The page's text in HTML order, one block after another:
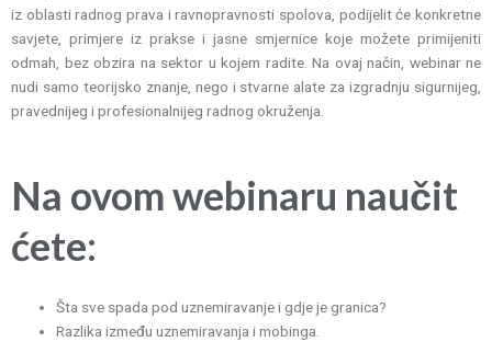
iz oblasti radnog prava i ravnopravnosti spolova, podijelit će konkretne
savjete, primjere iz prakse i jasne smjernice koje možete primijeniti
odmah, bez obzira na sektor u kojem radite. Na ovaj način, webinar ne
nudi samo teorijsko znanje, nego i stvarne alate za izgradnju sigurnijeg,
pravednijeg i profesionalnijeg radnog okruženja.
Na ovom webinaru naučit
ćete:
Šta sve spada pod uznemiravanje i gdje je granica?
Razlika između uznemiravanja i mobinga.